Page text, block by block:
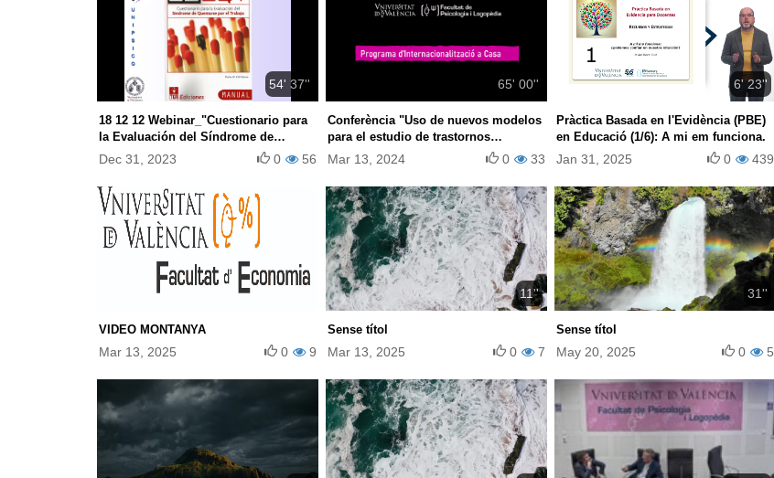
54' 37''
18 12 12 Webinar_"Cuestionario para
la Evaluación del Síndrome de
Quemarse por el Trabajo" (CESQT)
Dec 31, 2023 56
0
65' 00''
Conferència "Uso de nuevos modelos
para el estudio de trastornos
psiquiátricos y neurodegenerativos"
(Marta Pardo, UV)
Mar 13, 2024 33
0
6' 23''
Pràctica Basada en l'Evidència (PBE)
en Educació (1/6): A mi em funciona.
Jan 31, 2025 439
0
VIDEO MONTANYA
Mar 13, 2025 9
0
11''
Sense títol
Mar 13, 2025 7
0
31''
Sense títol
May 20, 2025 5
0